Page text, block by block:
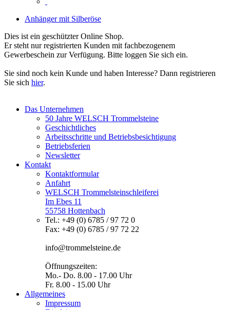
Anhänger mit Silberöse
Dies ist ein geschützter Online Shop.
Er steht nur registrierten Kunden mit fachbezogenem
Gewerbeschein zur Verfügung. Bitte loggen Sie sich ein.
Sie sind noch kein Kunde und haben Interesse? Dann registrieren
Sie sich hier.
Das Unternehmen
50 Jahre WELSCH Trommelsteine
Geschichtliches
Arbeitsschritte und Betriebsbesichtigung
Betriebsferien
Newsletter
Kontakt
Kontaktformular
Anfahrt
WELSCH Trommelsteinschleiferei
Im Ebes 11
55758 Hottenbach
Tel.: +49 (0) 6785 / 97 72 0
Fax: +49 (0) 6785 / 97 72 22
info@trommelsteine.de
Öffnungszeiten:
Mo.- Do. 8.00 - 17.00 Uhr
Fr. 8.00 - 15.00 Uhr
Allgemeines
Impressum